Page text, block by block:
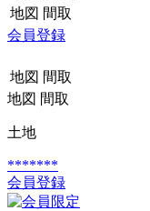
地図 間取
会員登録
地図 間取
地図 間取
土地
*******
会員登録